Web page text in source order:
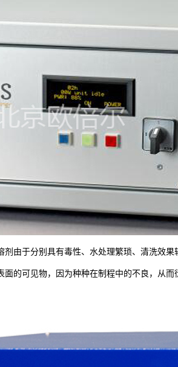
由于分别具有毒性、水处理繁琐、清洗效
的可见物，因为种种在制程中的不良，从而